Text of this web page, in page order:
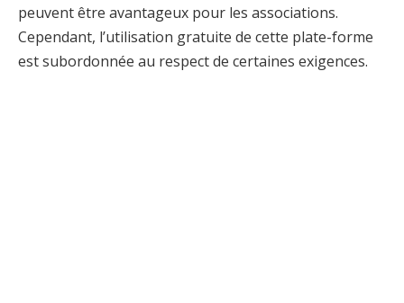
peuvent être avantageux pour les associations.
Cependant, l’utilisation gratuite de cette plate-forme
est subordonnée au respect de certaines exigences.